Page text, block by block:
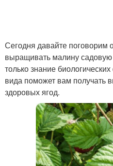
Сегодня давайте поговорим
выращивать малину
только знание
вида поможет вам получать
здоровых ягод.